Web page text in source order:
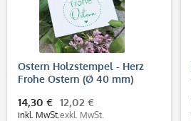
Ostern Holzstempel - Herz
Frohe Ostern (Ø 40 mm)
14,30 €
inkl. MwSt.
12,02 €
exkl. MwSt.